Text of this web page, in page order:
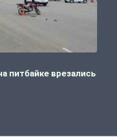
питбайке врезались